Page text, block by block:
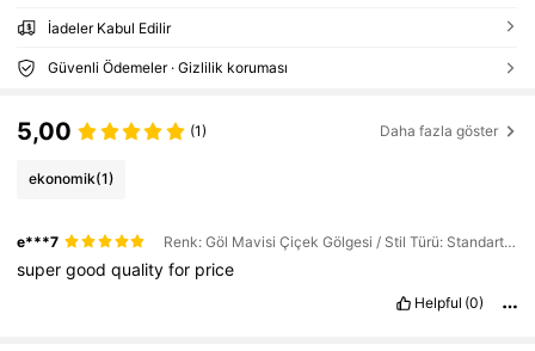
İadeler Kabul Edilir
Güvenli Ödemeler · Gizlilik koruması
5,00 (1) Daha fazla göster
ekonomik(1)
e***7 Renk: Göl Mavisi Çiçek Gölgesi / Stil Türü: Standart model / Boyut: Tek boyut
supergoodqualityfor price
Helpful (0)